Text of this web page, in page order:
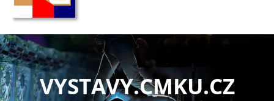
VYSTAVY.CMKU.CZ